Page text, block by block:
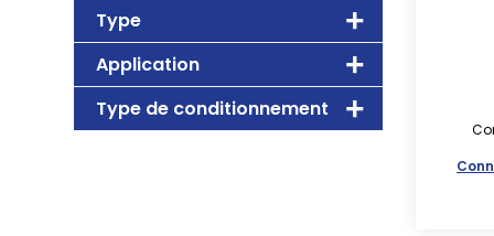
Type
Application
Type de conditionnement